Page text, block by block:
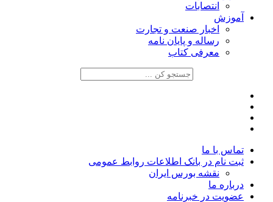
انتصابات
آموزش
اخبار صنعت و تجارت
رساله و پایان نامه
معرفی کتاب
تماس با ما
ثبت نام در بانک اطلاعات روابط عمومی
نقشه بورس ایران
درباره ما
عضويت در خبرنامه